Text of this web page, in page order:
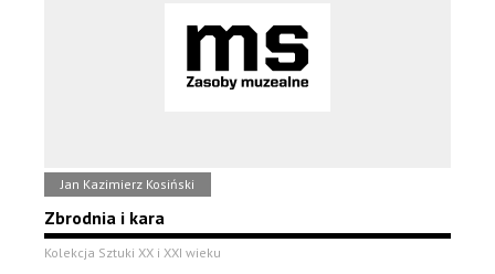
Jan Kazimierz Kosiński
Zbrodnia i kara
Kolekcja Sztuki XX i XXI wieku